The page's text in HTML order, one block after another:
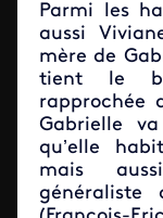
Parmi les
aussi
mère de
tient le
rapprochée
Gabrielle
qu’elle
mais
généraliste